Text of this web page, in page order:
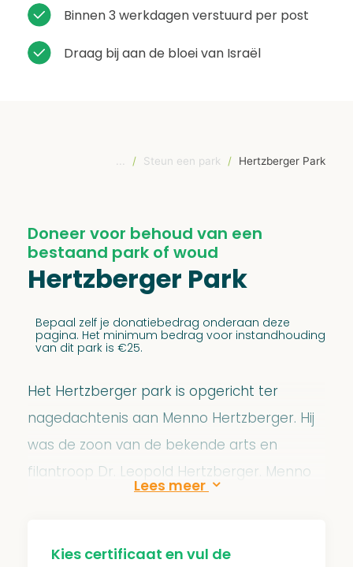
Binnen 3 werkdagen verstuurd per post
Draag bij aan de bloei van Israël
/ Steun een park / Hertzberger Park
Doneer voor behoud van een
bestaand park of woud
Hertzberger Park
Bepaal zelf je donatiebedrag onderaan deze
pagina. Het minimum bedrag voor instandhouding
van dit park is €25.
Het Hertzberger park is opgericht ter
nagedachtenis aan Menno Hertzberger. Hij
was de zoon van de bekende arts en
filantroop Dr. Leopold Hertzberger. Menno
Hertzberger opende op 17 mei 1923 zijn
Datzelfde jaar nog hield hij zijn eerste
Kies certificaat en vul de